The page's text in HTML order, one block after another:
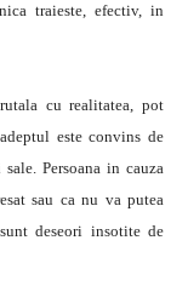
traieste, efectiv, in
cu realitatea, pot
este convins de
Persoana in cauza
sau ca nu va putea
deseori insotite de